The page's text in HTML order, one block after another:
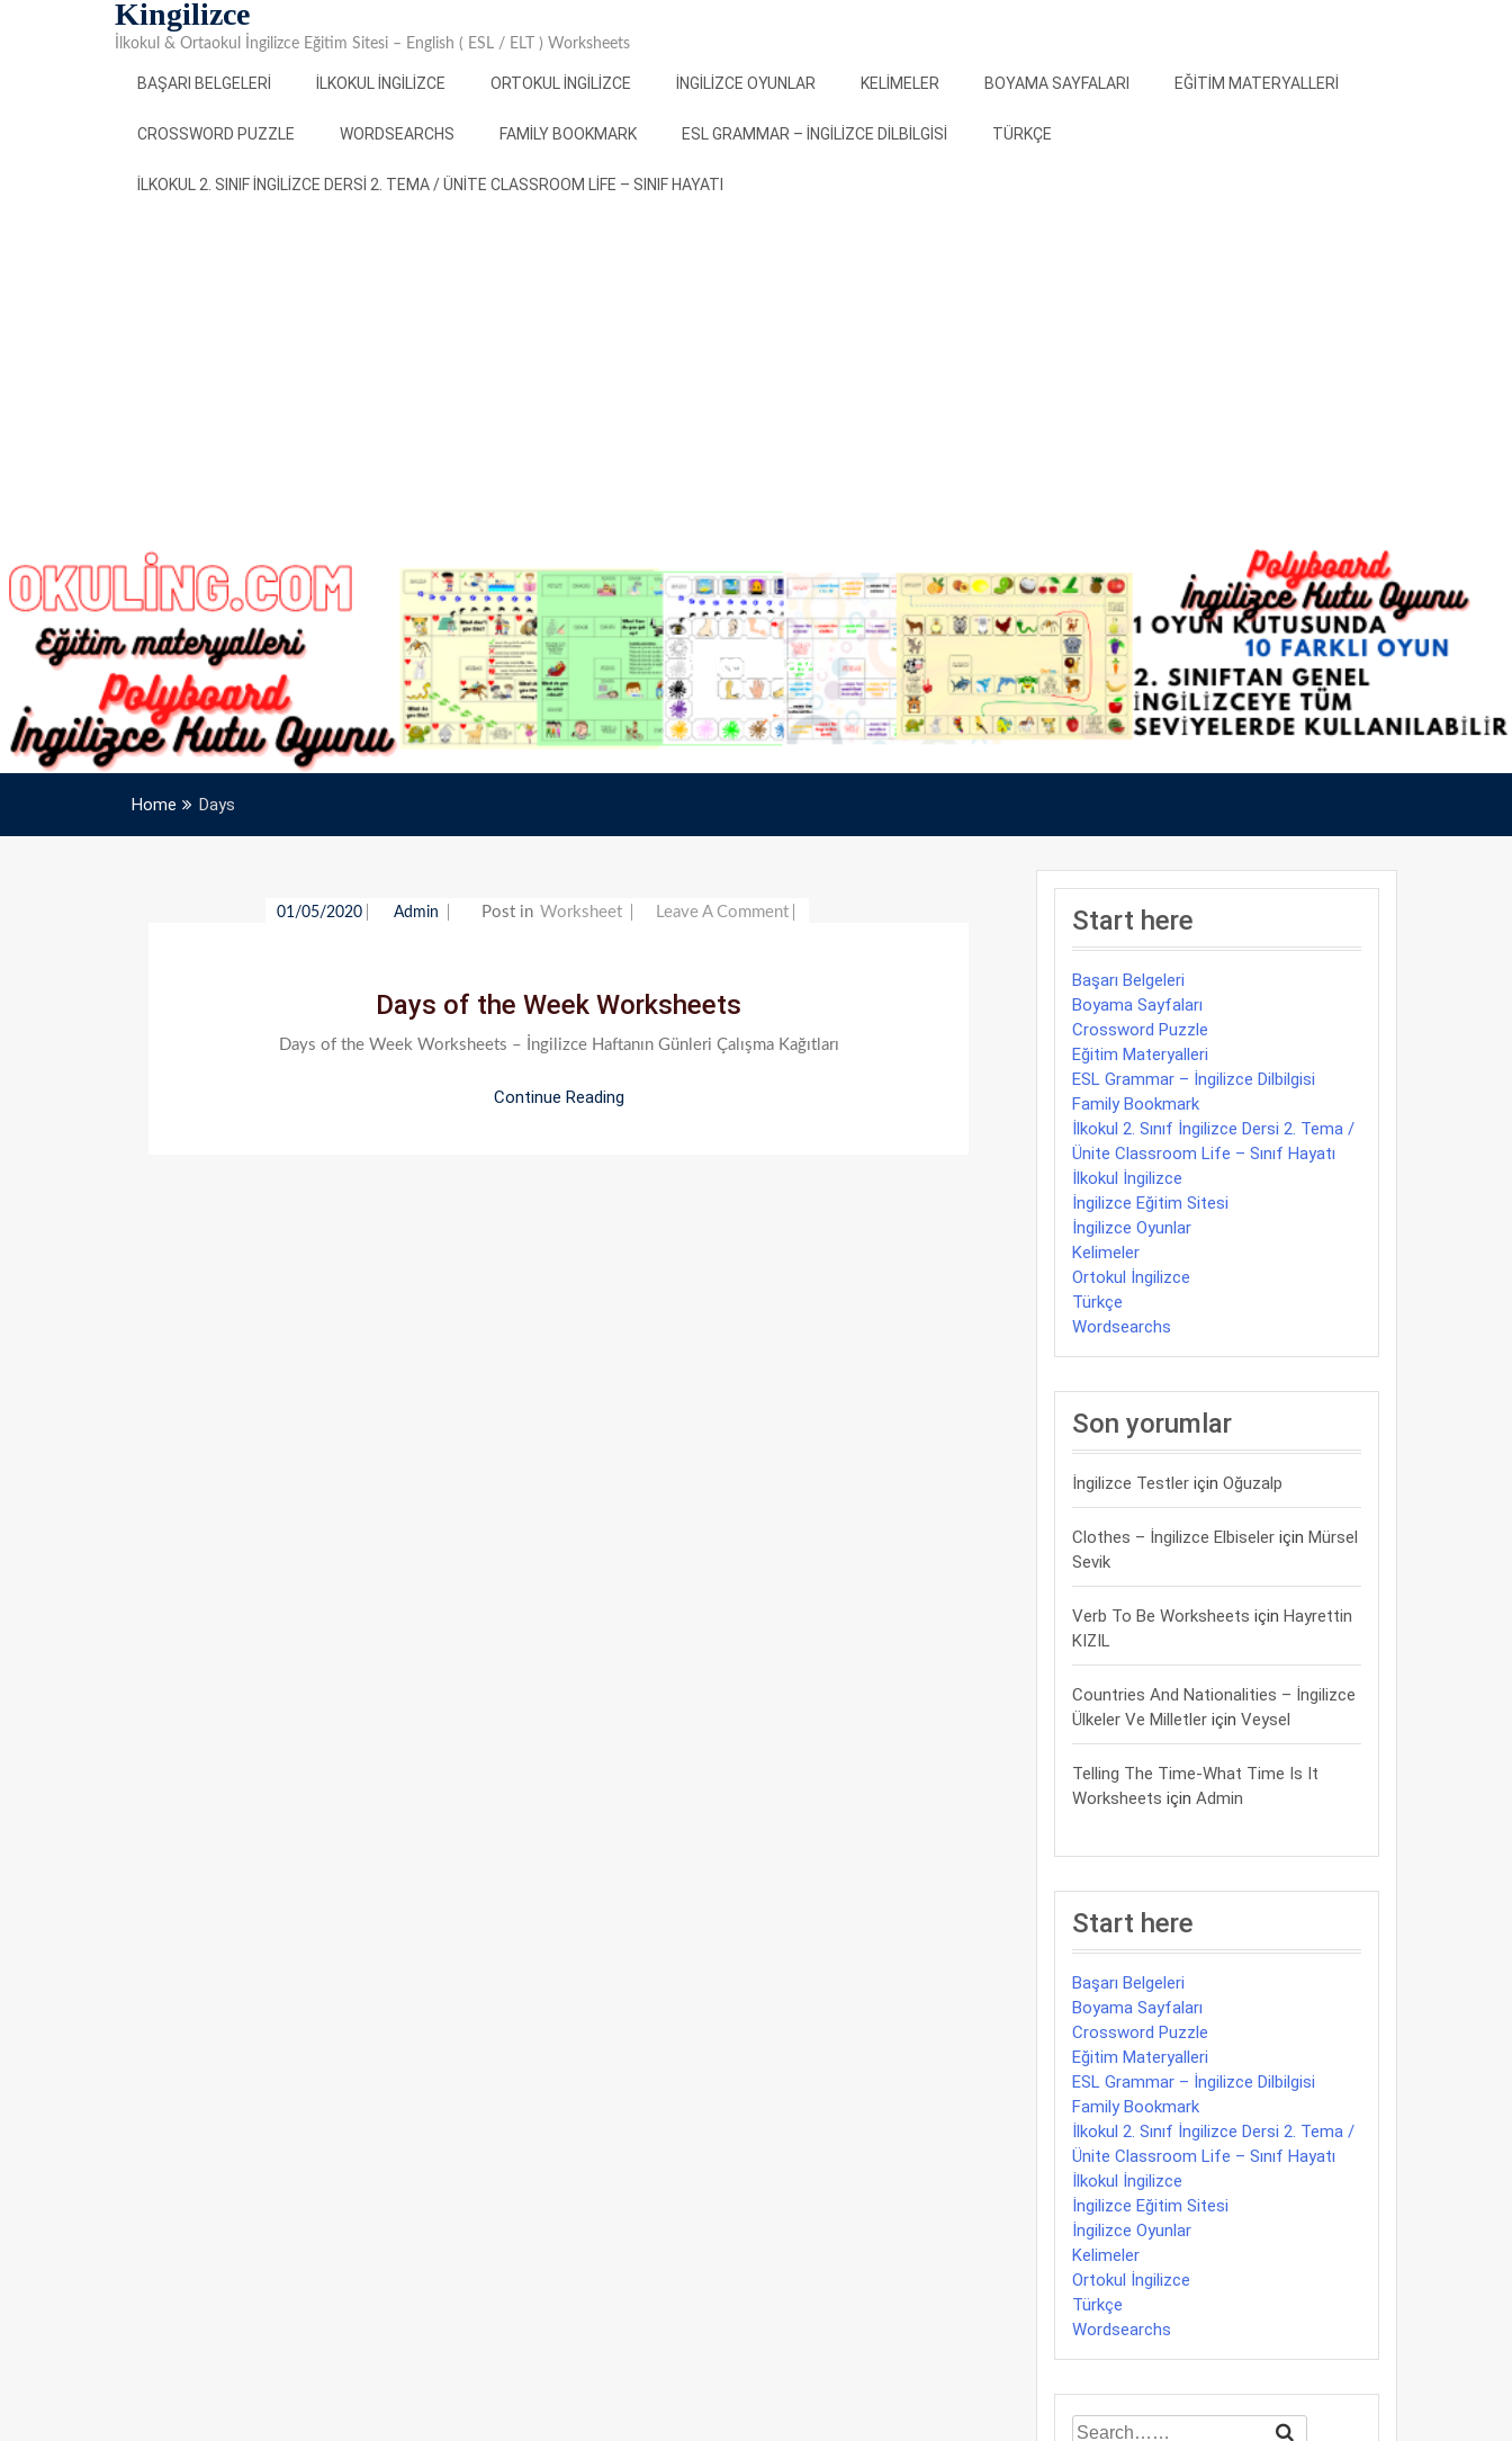
Kingilizce
İlkokul & Ortaokul İngilizce Eğitim Sitesi – English ( ESL / ELT ) Worksheets
BAŞARI BELGELERI İLKOKUL İNGILIZCE ORTOKUL İNGILIZCE İNGILIZCE OYUNLAR KELIMELER BOYAMA SAYFALARI EĞITIM MATERYALLERI
CROSSWORD PUZZLE WORDSEARCHS FAMILY BOOKMARK ESL GRAMMAR – İNGILIZCE DILBILGISI TÜRKÇE
İLKOKUL 2. SINIF İNGILIZCE DERSI 2. TEMA / ÜNITE CLASSROOM LIFE – SINIF HAYATI
Etiket: Days
Home Days
01/05/2020 Admin Post in Worksheet Leave A Comment
Worksheets
Days of the Week Worksheets
Days of the Week Worksheets – İngilizce Haftanın Günleri Çalışma Kağıtları
Continue Reading
Start here
Başarı Belgeleri
Boyama Sayfaları
Crossword Puzzle
Eğitim Materyalleri
ESL Grammar – İngilizce Dilbilgisi
Family Bookmark
İlkokul 2. Sınıf İngilizce Dersi 2. Tema /
Ünite Classroom Life – Sınıf Hayatı
İlkokul İngilizce
İngilizce Eğitim Sitesi
İngilizce Oyunlar
Kelimeler
Ortokul İngilizce
Türkçe
Wordsearchs
Son yorumlar
İngilizce Testler için Oğuzalp
Clothes – İngilizce Elbiseler için Mürsel
Sevik
Verb To Be Worksheets için Hayrettin
KIZIL
Countries And Nationalities – İngilizce
Ülkeler Ve Milletler için Veysel
Telling The Time-What Time Is It
Worksheets için Admin
Start here
Başarı Belgeleri
Boyama Sayfaları
Crossword Puzzle
Eğitim Materyalleri
ESL Grammar – İngilizce Dilbilgisi
Family Bookmark
İlkokul 2. Sınıf İngilizce Dersi 2. Tema /
Ünite Classroom Life – Sınıf Hayatı
İlkokul İngilizce
İngilizce Eğitim Sitesi
İngilizce Oyunlar
Kelimeler
Ortokul İngilizce
Türkçe
Wordsearchs